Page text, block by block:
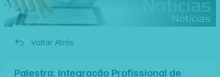
Voltar Atrás
Palestra: Integração Profissional de